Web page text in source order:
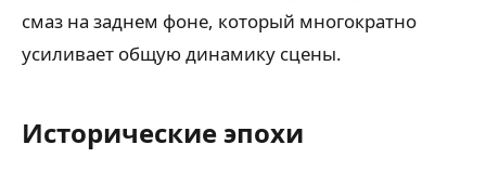
смаз на заднем фоне, который многократно
усиливает общую динамику сцены.
Исторические эпохи